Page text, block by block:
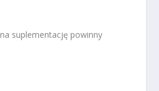
na suplementację powinny